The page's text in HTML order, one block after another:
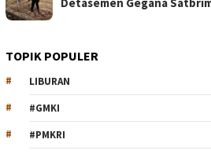
TOPIK POPULER
LIBURAN
#GMKI
#PMKRI